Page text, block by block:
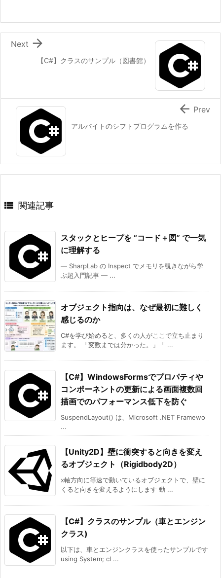
【C#】クラスのサンプル（図書館）

Next
アルバイトのシフトプログラムを作る
 Prev
 関連記事
スタックとヒープを “コード＋図” で一気
に理解する
― SharpLab の Inspect でメモリを覗きながら学
ぶ超入門記事 ― ...
オブジェクト指向は、なぜ最初に難しく
感じるのか
C#を学び始めると、多くの人がここで立ち止まり
ます。 「変数までは分かった。」「 ...
【C#】WindowsFormsでプロパティや
コンポーネントの更新による画面複数回
描画でのパフォーマンス低下を防ぐ
SuspendLayout() は、Microsoft .NET Framewo
...
【Unity2D】壁に衝突すると向きを変え
るオブジェクト（Rigidbody2D）
x軸方向に等速で動いているオブジェクトで、壁に
くると向きを変えるようにします 動 ...
【C#】クラスのサンプル（車とエンジン
クラス)
以下は、車とエンジンクラスを使ったサンプルです
using System; cl ...